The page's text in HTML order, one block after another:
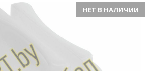
НЕТ В НАЛИЧИИ